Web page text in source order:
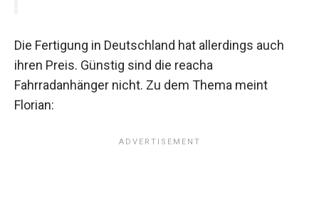
Die Fertigung in Deutschland hat allerdings auch
ihren Preis. Günstig sind die reacha
Fahrradanhänger nicht. Zu dem Thema meint
Florian: